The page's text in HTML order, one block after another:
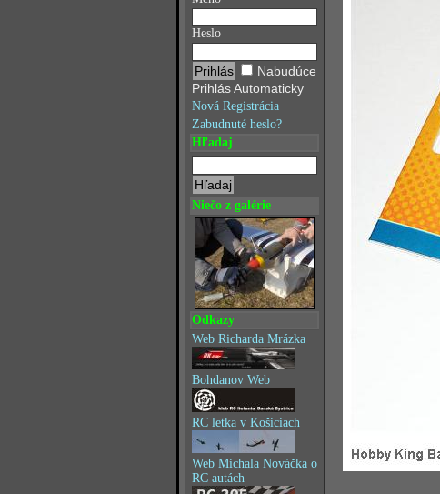
Heslo
Nabudúce
Prihlás Automaticky
Nová Registrácia
Zabudnuté heslo?
Hľadaj
Niečo z galérie
Odkazy
Web Richarda Mrázka
Bohdanov Web
RC letka v Košiciach
Web Michala Nováčka o
RC autách